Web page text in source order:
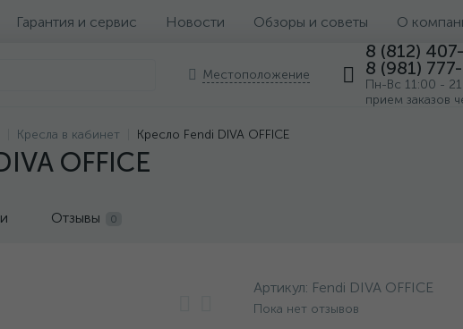
Гарантия и сервис Новости Обзоры и советы О
Местоположение
8 (812)
8 (981)
Пн-Вс 11:00 -
прием заказов
Кресла в кабинет Кресло Fendi DIVA OFFICE
OFFICE
Отзывы 0
Артикул: Fendi DIVA OFFICE
Пока нет отзывов